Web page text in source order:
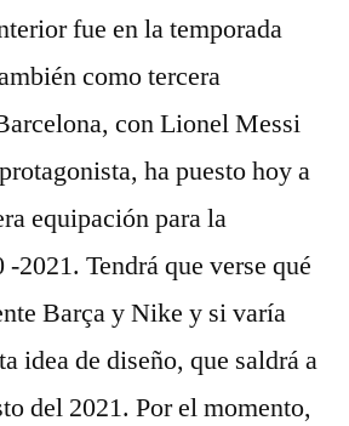
fue en la temporada
como tercera
con Lionel Messi
ha puesto hoy a
equipación para la
2021. Tendrá que verse qué
Barça y Nike y si varía
idea de diseño, que saldrá a
del 2021. Por el momento,